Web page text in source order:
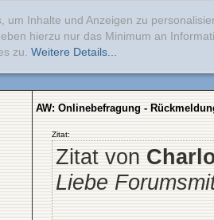
um Inhalte und Anzeigen zu
hierzu nur das Minimum an
zu. Weitere Details...
AW: Onlinebefragung -
Zitat:
Zitat von
Liebe